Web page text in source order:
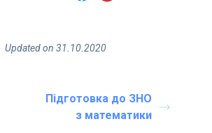
Updated on 31.10.2020
Підготовка до ЗНО
з математики